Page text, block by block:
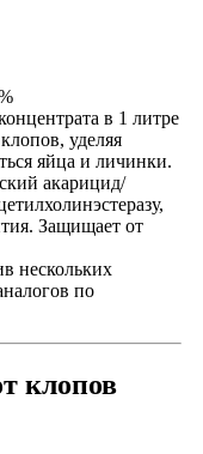
в 1 литре
уделяя
яйца и личинки.
акарицид/
Защищает от
нескольких
по
клопов